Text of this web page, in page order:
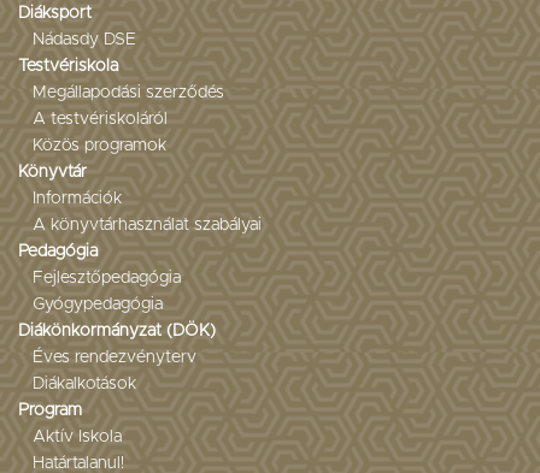
Diáksport
Nádasdy DSE
Testvériskola
Megállapodási szerződés
A testvériskoláról
Közös programok
Könyvtár
Információk
A könyvtárhasználat szabályai
Pedagógia
Fejlesztőpedagógia
Gyógypedagógia
Diákönkormányzat (DÖK)
Éves rendezvényterv
Diákalkotások
Program
Aktív Iskola
Határtalanul!